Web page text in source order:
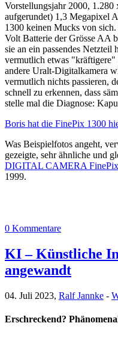
Vorstellungsjahr 2000,
aufgerundet) 1,3 Megapixel
1300 keinen Mucks von
Volt Batterie der Grösse AA
sie an ein passendes
vermutlich etwas "kräftigere"
andere Uralt-Digitalkamera
vermutlich nichts passieren,
schnell zu erkennen, dass
stelle mal die Diagnose:
Boris hat die FinePix 1300
Was Beispielfotos angeht,
gezeigte, sehr ähnliche und
DIGITAL CAMERA
1999.
0 Kommentare
KI – Künstliche
angewandt
04. Juli 2023, Ralf Jannke -
Erschreckend?